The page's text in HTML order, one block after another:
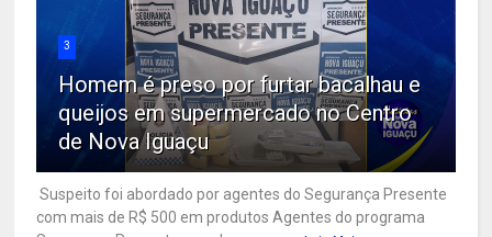
3
Homem é preso por furtar bacalhau e
queijos em supermercado no Centro
de Nova Iguaçu
Suspeito foi abordado por agentes do Segurança Presente
com mais de R$ 500 em produtos Agentes do programa